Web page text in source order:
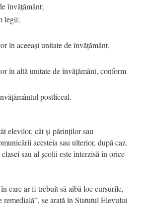
învățământ;
legii;
în aceeași unitate de învățământ,
în altă unitate de învățământ, conform
postliceal.
elevilor, cât și părinților sau
acesteia sau ulterior, după caz.
sau al școlii este interzisă în orice
care ar fi trebuit să aibă loc cursurile,
se arată în Statutul Elevului